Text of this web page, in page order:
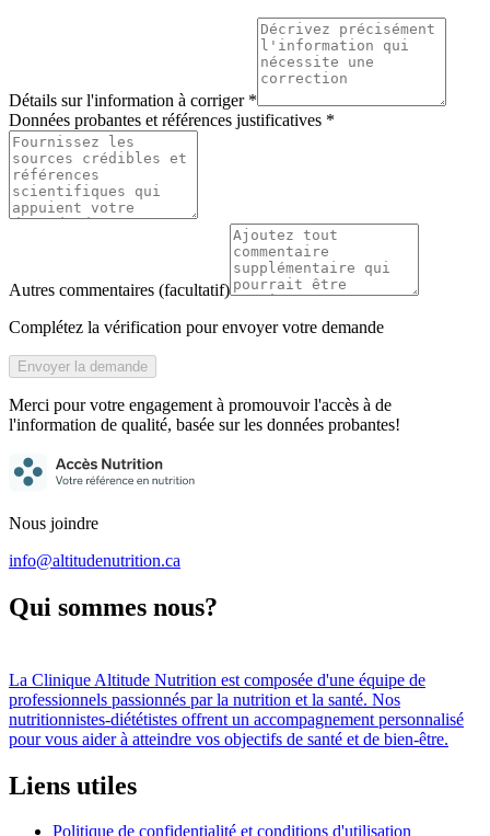
Détails sur l'information à corriger *
Données probantes et références justificatives *
Autres commentaires (facultatif)
Complétez la vérification pour envoyer votre demande
Envoyer la demande
Merci pour votre engagement à promouvoir l'accès à de
l'information de qualité, basée sur les données probantes!
Nous joindre
info@altitudenutrition.ca
Qui sommes nous?
La Clinique Altitude Nutrition est composée d'une équipe de
professionnels passionnés par la nutrition et la santé. Nos
nutritionnistes-diététistes offrent un accompagnement personnalisé
pour vous aider à atteindre vos objectifs de santé et de bien-être.
Liens utiles
Politique de confidentialité et conditions d'utilisation